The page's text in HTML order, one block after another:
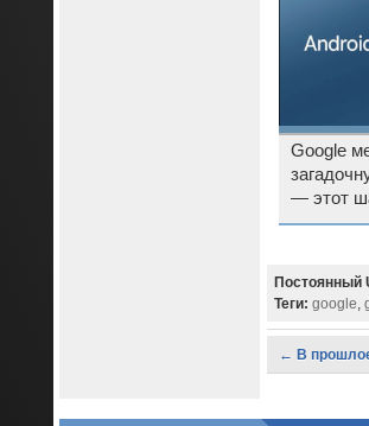
Google
— этот
ИИ-
Постоянный
Теги: google,
← В